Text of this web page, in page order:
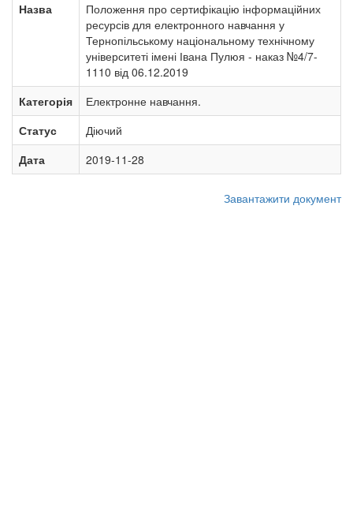
Назва
Положення про сертифікацію інформаційних
ресурсів для електронного навчання у
Тернопільському національному технічному
університеті імені Івана Пулюя - наказ №4/7-
1110 від 06.12.2019
Категорія
Електронне навчання.
Статус
Діючий
Дата
2019-11-28
Завантажити документ